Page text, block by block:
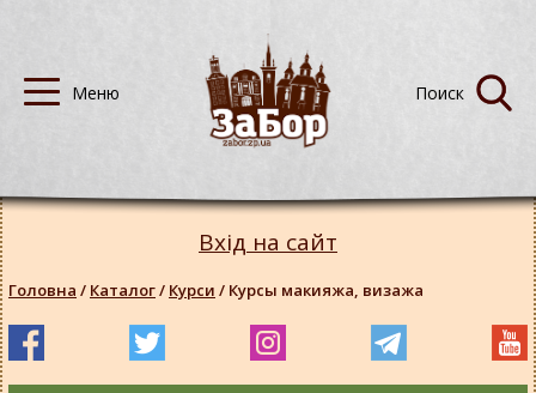
Вхід на сайт
Головна / Каталог/ Курси / Курсы макияжа, визажа